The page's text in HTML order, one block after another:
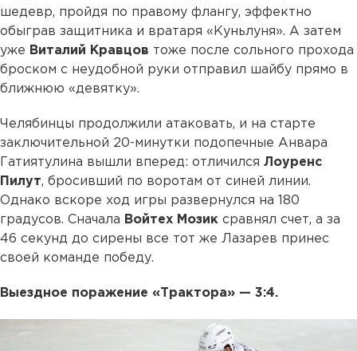
шедевр, пройдя по правому флангу, эффектно
обыграв защитника и вратаря «Куньлуня». А затем
уже Виталий Кравцов тоже после сольного прохода
броском с неудобной руки отправил шайбу прямо в
ближнюю «девятку».
Челябинцы продолжили атаковать, и на старте
заключительной 20-минутки подопечные Анвара
Гатиятулина вышли вперед: отличился Лоуренс
Пилут, бросивший по воротам от синей линии.
Однако вскоре ход игры развернулся на 180
градусов. Сначала Войтех Мозик сравнял счет, а за
46 секунд до сирены все тот же Лазарев принес
своей команде победу.
Выездное поражение «Трактора» — 3:4.